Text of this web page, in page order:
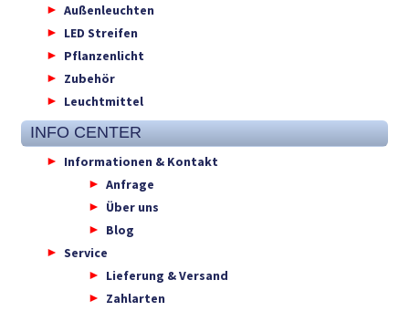
Außenleuchten
LED Streifen
Pflanzenlicht
Zubehör
Leuchtmittel
INFO CENTER
Informationen & Kontakt
Anfrage
Über uns
Blog
Service
Lieferung & Versand
Zahlarten